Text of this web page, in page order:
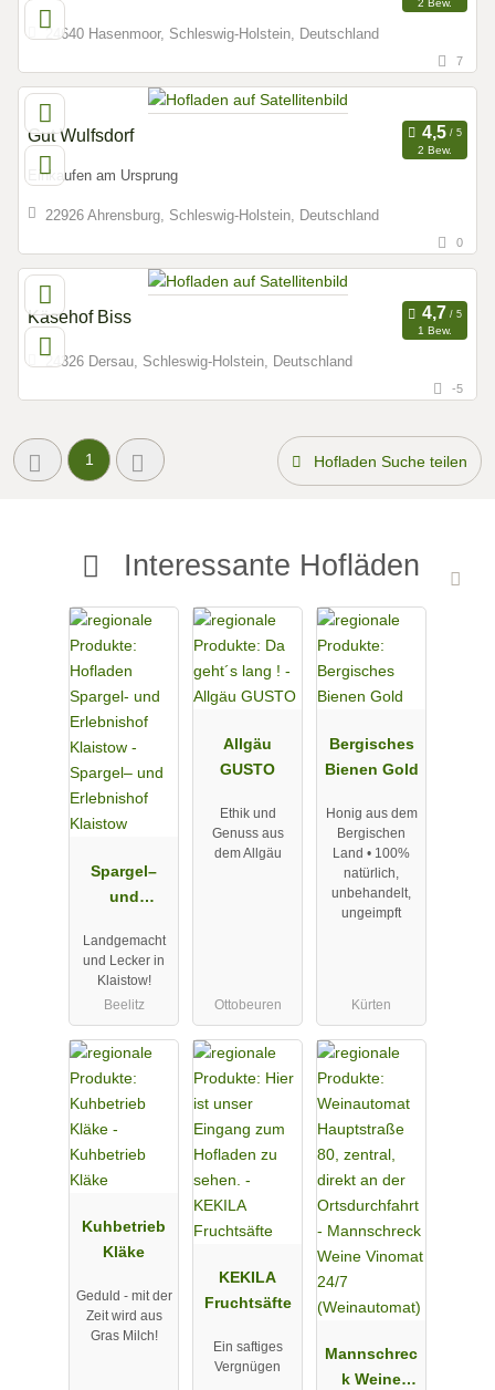
2 Bew.
24640 Hasenmoor, Schleswig-Holstein, Deutschland
7
Gut Wulfsdorf
2 Bew.
Einkaufen am Ursprung
22926 Ahrensburg, Schleswig-Holstein, Deutschland
0
Käsehof Biss
1 Bew.
24326 Dersau, Schleswig-Holstein, Deutschland
-5
1 Hofladen Suche teilen
Interessante Hofläden
Spargel–
und
Klaistow
Landgemacht
und Lecker in
Klaistow!
Beelitz
Allgäu
GUSTO
Ethik und
Genuss aus
dem Allgäu
Ottobeuren
Bergisches
Bienen Gold
Honig aus dem
Bergischen
Land • 100%
natürlich,
unbehandelt,
ungeimpft
Kürten
Kuhbetrieb
Kläke
Geduld - mit der
Zeit wird aus
Gras Milch!
KEKILA
Fruchtsäfte
Ein saftiges
Vergnügen
Mannschrec
k Weine